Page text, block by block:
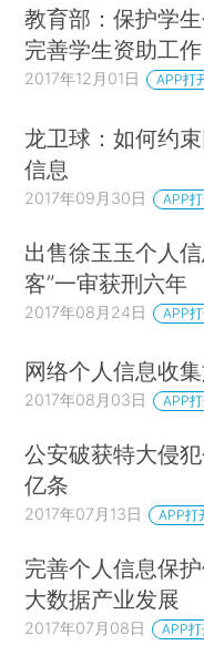
教育部：保护学
完善学生资助工作
2017年12月01日 APP打
龙卫球：如何约
信息
2017年09月30日 APP
出售徐玉玉个人
客”一审获刑六年
2017年08月24日 APP
网络个人信息收
2017年08月03日 APP
公安破获特大侵
亿条
2017年07月13日 APP打
完善个人信息保
大数据产业发展
2017年07月08日 APP